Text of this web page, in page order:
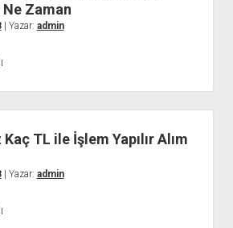
Ne Zaman
| Yazar: admin
TL ile İşlem Yapılır Alım
| Yazar: admin